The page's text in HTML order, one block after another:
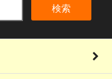
検索